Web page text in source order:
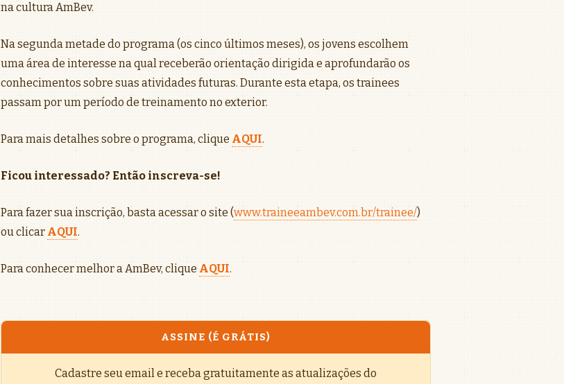
na cultura AmBev.
Na segunda metade do programa (os cinco últimos meses), os jovens escolhem
uma área de interesse na qual receberão orientação dirigida e aprofundarão os
conhecimentos sobre suas atividades futuras. Durante esta etapa, os trainees
passam por um período de treinamento no exterior.
Para mais detalhes sobre o programa, clique AQUI.
Ficou interessado? Então inscreva-se!
Para fazer sua inscrição, basta acessar o site (www.traineeambev.com.br/trainee/)
ou clicar AQUI.
Para conhecer melhor a AmBev, clique AQUI.
ASSINE (É GRÁTIS)
Cadastre seu email e receba gratuitamente as atualizações do